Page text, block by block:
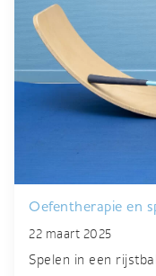
Oefentherapie en
22 maart 2025
Spelen in een